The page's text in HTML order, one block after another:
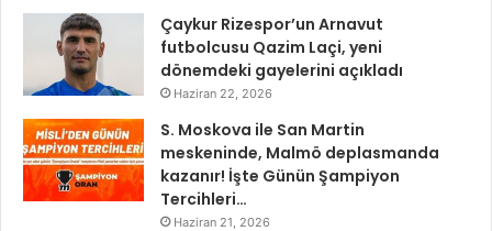
Çaykur Rizespor’un Arnavut
futbolcusu Qazim Laçi, yeni
dönemdeki gayelerini açıkladı
Haziran 22, 2026
S. Moskova ile San Martin
meskeninde, Malmö deplasmanda
kazanır! İşte Günün Şampiyon
Tercihleri…
Haziran 21, 2026